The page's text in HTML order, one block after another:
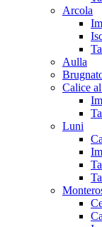
Arcola
Aulla
Calice
Luni